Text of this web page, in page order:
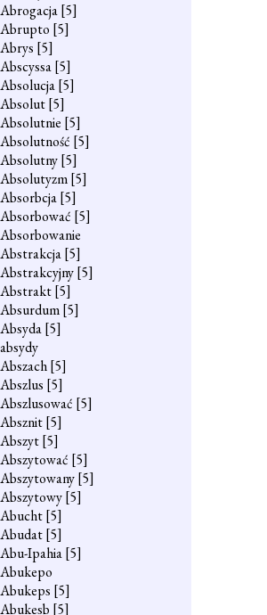
Abrogacja[5]
Abrupto [5]
Abrys [5]
Abscyssa[5]
Absolucja[5]
Absolut[5]
Absolutnie [5]
Absolutność [5]
Absolutny[5]
Absolutyzm[5]
Absorbcja[5]
Absorbować [5]
Absorbowanie
Abstrakcja[5]
Abstrakcyjny[5]
Abstrakt[5]
Absurdum[5]
Absyda[5]
absydy
Abszach[5]
Abszlus [5]
Abszlusować [5]
Absznit[5]
Abszyt[5]
Abszytować [5]
Abszytowany[5]
Abszytowy[5]
Abucht[5]
Abudat[5]
Abu-Ipahia[5]
Abukepo
Abukeps [5]
Abukesb [5]